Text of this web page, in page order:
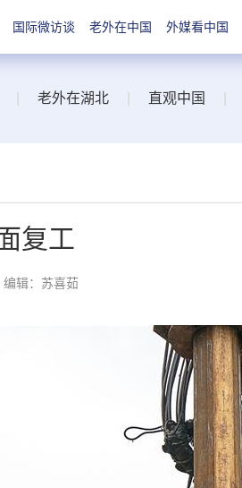
国际微访谈 老外在中国 外媒看中国
老外在湖北 直观中国
复工
编辑：苏喜茹